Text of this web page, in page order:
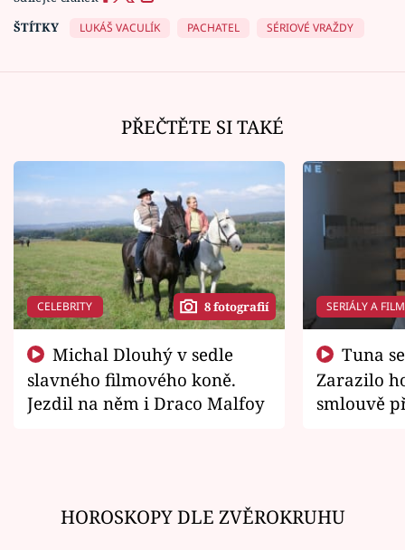
ŠTÍTKY
LUKÁŠ VACULÍK PACHATEL SÉRIOVÉ VRAŽDY
PŘEČTĚTE SI TAKÉ
CELEBRITY 8 fotografií
slavného filmového koně.
Jezdil na něm i Draco Malfoy
SERIÁLY A
Zarazilo
smlouvě
HOROSKOPY DLE ZVĚROKRUHU